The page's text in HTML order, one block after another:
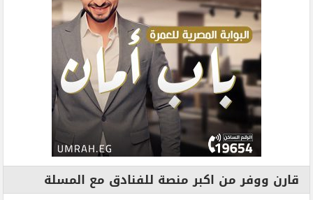
قارن ووفر من اكبر منصة للفنادق مع المسلة